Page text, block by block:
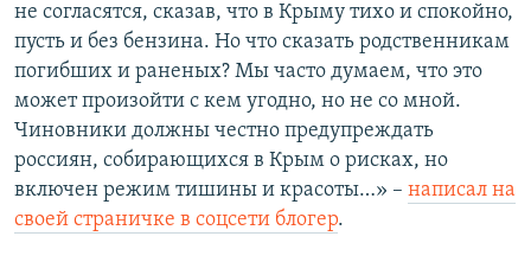
не согласятся, сказав, что в Крыму тихо и спокойно,
пусть и без бензина. Но что сказать родственникам
погибших и раненых? Мы часто думаем, что это
может произойти с кем угодно, но не со мной.
Чиновники должны честно предупреждать
россиян, собирающихся в Крым о рисках, но
включен режим тишины и красоты…» – написал на
своей страничке в соцсети блогер.